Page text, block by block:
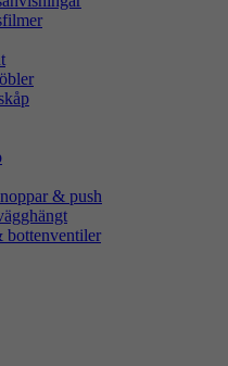
& push
bottenventiler